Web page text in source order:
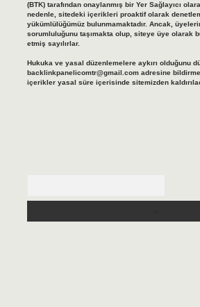
(BTK) tarafından onaylanmış bir Yer Sağlayıcı
nedenle, sitedeki içerikleri proaktif olarak
yükümlülüğümüz bulunmamaktadır. Ancak,
sorumluluğunu taşımakta olup, siteye üye olarak
etmiş sayılırlar.
Hukuka ve yasal düzenlemelere aykırı olduğunu
backlinkpanelicomtr@gmail.comadresine
içerikler yasal süre içerisinde sitemizden